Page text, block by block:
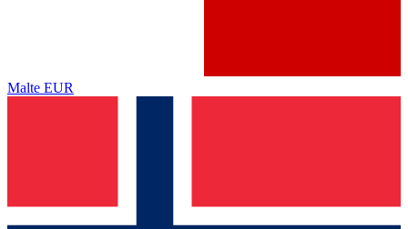
Malte EUR